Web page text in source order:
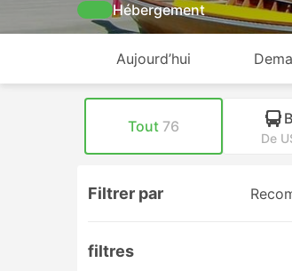
Hébergement
Aujourd’hui
Tout 76
De
Filtrer par
filtres